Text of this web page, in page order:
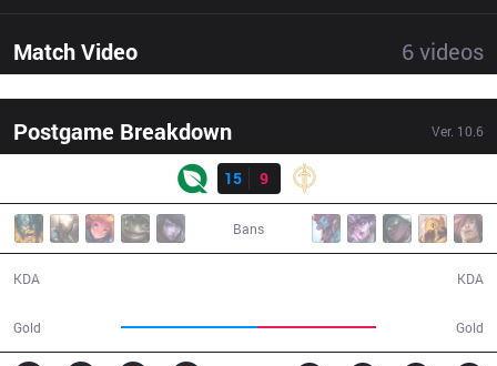
Match Video 6videos
Postgame Breakdown Ver. 10.6
15
9
Bans
KDA
Gold Gold
KDA